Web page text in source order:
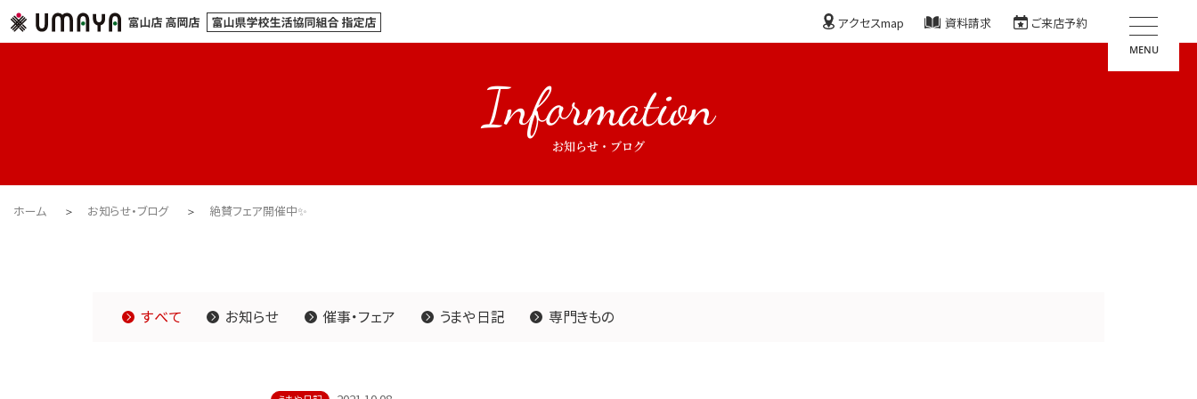
アクセスmap 資料請求 ご来店予約
MENU
Information
お知らせ・ブログ
ホーム お知らせ・ブログ 絶賛フェア開催中✨
すべて お知らせ 催事・フェア うまや日記 専門きもの